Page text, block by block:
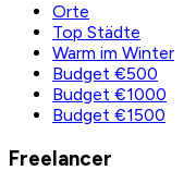
Orte
Top Städte
Warm im Winter
Budget €500
Budget €1000
Budget €1500
Freelancer